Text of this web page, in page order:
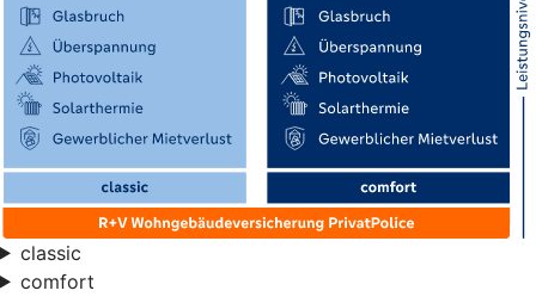
classic
comfort